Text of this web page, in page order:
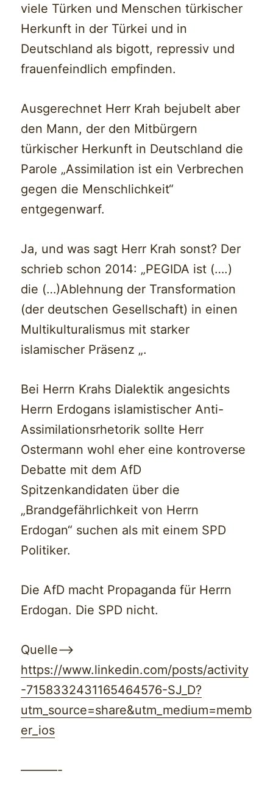
viele Türken und Menschen türkischer
Herkunft in der Türkei und in
Deutschland als bigott, repressiv und
frauenfeindlich empfinden.
Ausgerechnet Herr Krah bejubelt aber
den Mann, der den Mitbürgern
türkischer Herkunft in Deutschland die
Parole „Assimilation ist ein Verbrechen
gegen die Menschlichkeit“
entgegenwarf.
Ja, und was sagt Herr Krah sonst? Der
schrieb schon 2014: „PEGIDA ist (….)
die (…)Ablehnung der Transformation
(der deutschen Gesellschaft) in einen
Multikulturalismus mit starker
islamischer Präsenz „.
Bei Herrn Krahs Dialektik angesichts
Herrn Erdogans islamistischer Anti-
Assimilationsrhetorik sollte Herr
Ostermann wohl eher eine kontroverse
Debatte mit dem AfD
Spitzenkandidaten über die
„Brandgefährlichkeit von Herrn
Erdogan“ suchen als mit einem SPD
Politiker.
Die AfD macht Propaganda für Herrn
Erdogan. Die SPD nicht.
Quelle—>
https://www.linkedin.com/posts/activity
-7158332431165464576-SJ_D?
utm_source=share&utm_medium=memb
er_ios
———-